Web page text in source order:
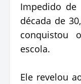
Impedido
década de
conquistou
escola.
Ele revelou